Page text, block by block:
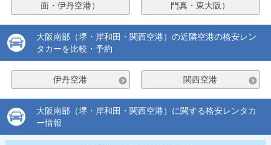
面・伊丹空港）
門真・東大阪）
大阪南部（堺・岸和田・関西空港）の近隣空港の格安レン
タカーを比較・予約
伊丹空港 関西空港
大阪南部（堺・岸和田・関西空港）に関する格安レンタカ
ー情報